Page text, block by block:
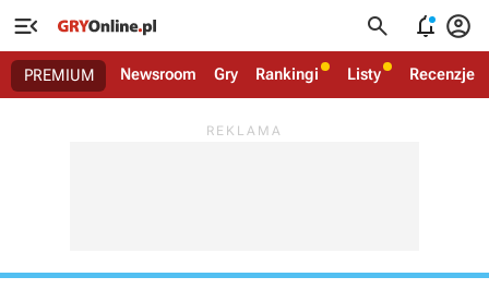
   
PREMIUM Newsroom Gry Rankingi Listy Recenzje